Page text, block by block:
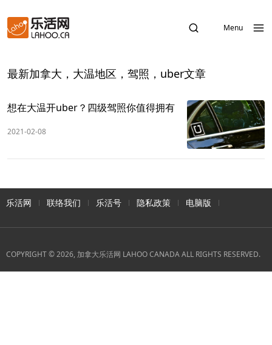
Menu
最新加拿大，大温地区，驾照，uber文章
想在大温开uber？四级驾照你值得拥有
2021-02-08
乐活网 联络我们 乐活号 隐私政策 电脑版
COPYRIGHT © 2026, 加拿大乐活网 LAHOO CANADA ALL RIGHTS RESERVED.